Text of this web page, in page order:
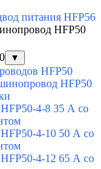
питания HFP56
HFP50
▼
HFP50
HFP50
4-8 35 А со
4-10 50 А со
4-12 65 А со